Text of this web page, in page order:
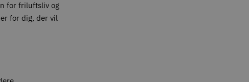
for friluftsliv og
for dig, der vil